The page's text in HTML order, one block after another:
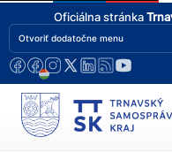
Oficiálna stránka
Otvoriť dodatočne menu